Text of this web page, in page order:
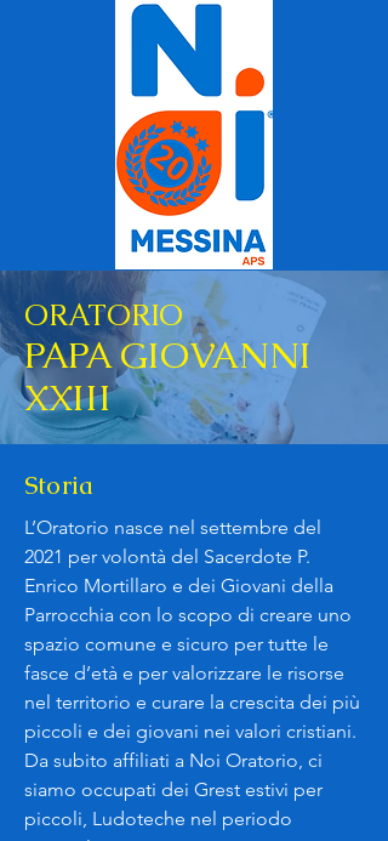
ORATORIO
PAPA GIOVANNI
XXIII
Storia
L’Oratorio nasce nel settembre del
2021 per volontà del Sacerdote P.
Enrico Mortillaro e dei Giovani della
Parrocchia con lo scopo di creare uno
spazio comune e sicuro per tutte le
fasce d’età e per valorizzare le risorse
nel territorio e curare la crescita dei più
piccoli e dei giovani nei valori cristiani.
Da subito affiliati a Noi Oratorio, ci
siamo occupati dei Grest estivi per
piccoli, Ludoteche nel periodo